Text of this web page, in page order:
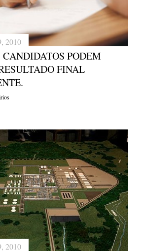
2010
CANDIDATOS PODEM
FINAL
2010